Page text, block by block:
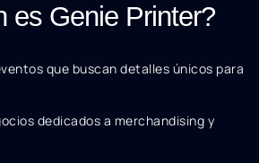
es Genie Printer?
que buscan detalles únicos para
dedicados a merchandising y